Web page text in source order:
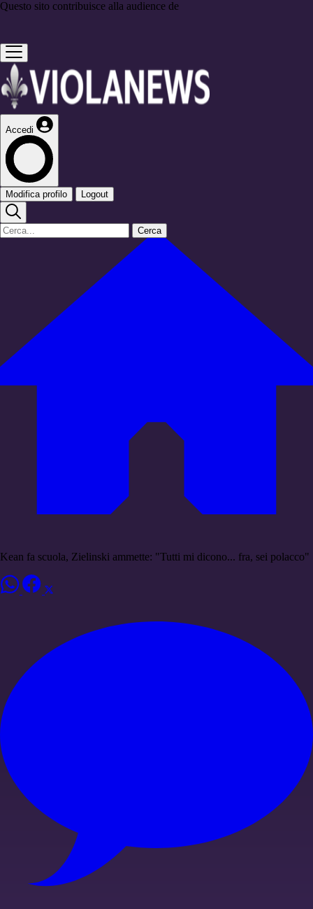
Questo sito contribuisce alla audience de
Accedi
Modifica profilo Logout
Cerca
Kean fa scuola, Zielinski ammette: "Tutti mi dicono... fra, sei polacco"